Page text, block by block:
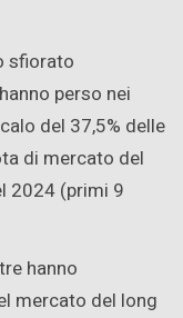
sfiorato
perso nei
del 37,5% delle
di mercato del
2024 (primi 9
hanno
mercato del long